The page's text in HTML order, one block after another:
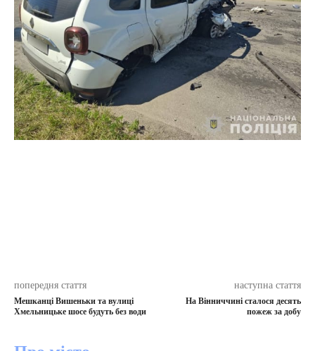
попередня стаття
Мешканці Вишеньки та вулиці
Хмельницьке шосе будуть без води
наступна стаття
На Вінниччині сталося десять
пожеж за добу